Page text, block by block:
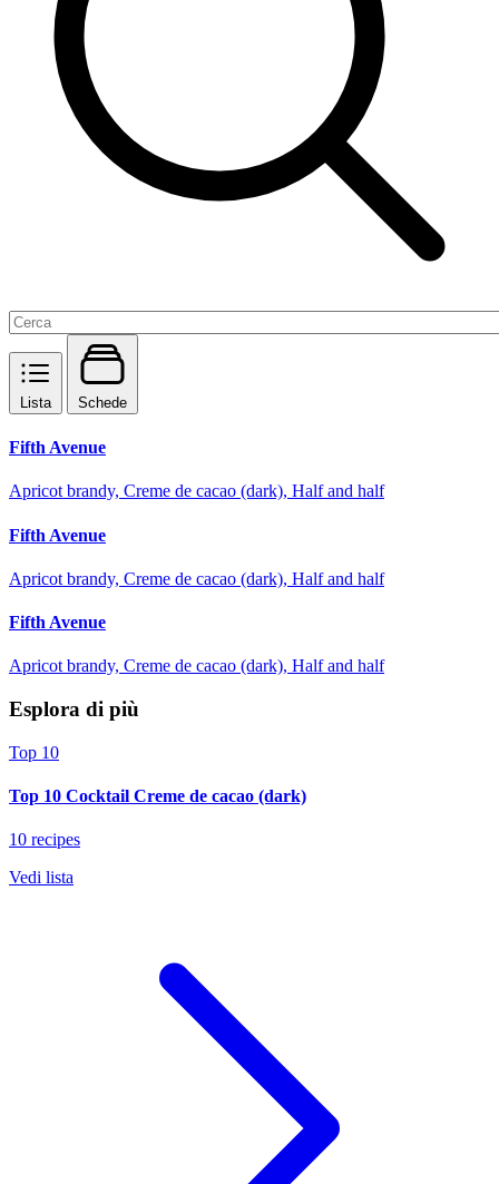
Lista Schede
Fifth Avenue
Apricot brandy, Creme de cacao (dark), Half and half
Fifth Avenue
Apricot brandy, Creme de cacao (dark), Half and half
Fifth Avenue
Apricot brandy, Creme de cacao (dark), Half and half
Esplora di più
Top 10
Top 10 Cocktail Creme de cacao (dark)
10 recipes
Vedi lista